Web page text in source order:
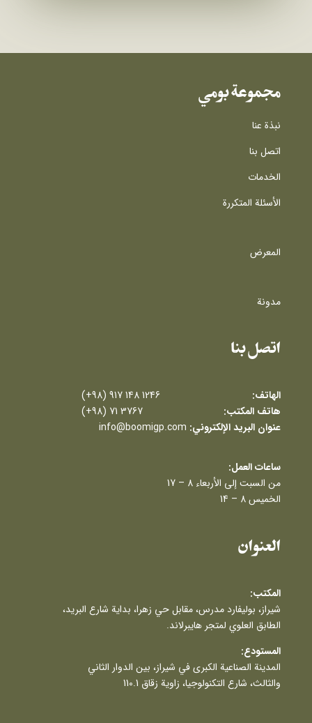
مجموعة بومي
نبذة عنا
اتصل بنا
الخدمات
الأسئلة المتكررة
المعرض
مدونة
اتصل بنا
الهاتف:
(+98) 917 148 1246
هاتف المكتب:
(+98) 71 3767
عنوان البريد الإلكتروني: info@boomigp.com
ساعات العمل:
من السبت إلى الأربعاء 8 – 17
الخميس 8 – 14
العنوان
المكتب:
شيراز، بوليفارد مدرس، مقابل حي زهرا، بداية شارع البريد،
الطابق العلوي لمتجر هايبرلاند.
المستودع:
المدينة الصناعية الكبرى في شيراز، بين الدوار الثاني
والثالث، شارع التكنولوجيا، زاوية زقاق 110.1